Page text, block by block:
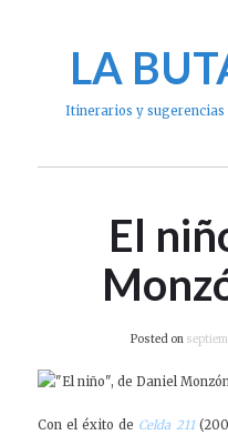
LA
Itinerarios y sugerencias
El
Posted on
Con el éxito de Celda 211